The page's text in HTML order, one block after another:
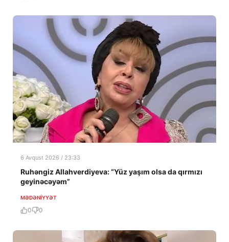
6 Avqust 2026 / 23:33
Ruhəngiz Allahverdiyeva: “Yüz yaşım olsa da qırmızı
geyinəcəyəm”
MƏDƏNIYYƏT
0 0